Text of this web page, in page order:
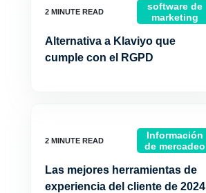
software de
marketing
Alternativa a Klaviyo que
cumple con el RGPD
Información
de mercadeo
Las mejores herramientas de
experiencia del cliente de 2024